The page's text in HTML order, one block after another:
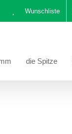
Wunschliste
die Spitze